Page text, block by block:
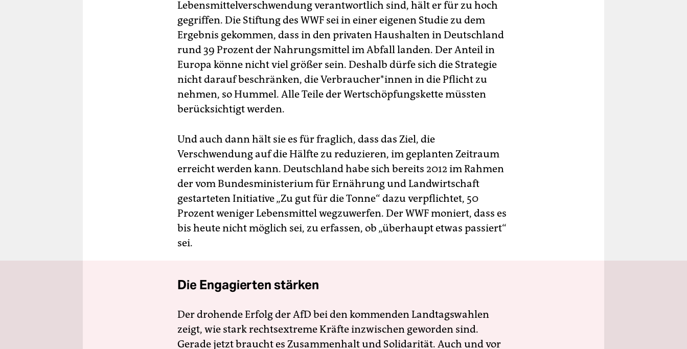
Lebensmittelverschwendung verantwortlich sind, hält er für zu hoch
gegriffen. Die Stiftung des WWF sei in einer eigenen Studie zu dem
Ergebnis gekommen, dass in den privaten Haushalten in Deutschland
rund 39 Prozent der Nahrungsmittel im Abfall landen. Der Anteil in
Europa könne nicht viel größer sein. Deshalb dürfe sich die Strategie
nicht darauf beschränken, die Verbraucher*innen in die Pflicht zu
nehmen, so Hummel. Alle Teile der Wertschöpfungskette müssten
berücksichtigt werden.
Und auch dann hält sie es für fraglich, dass das Ziel, die
Verschwendung auf die Hälfte zu reduzieren, im geplanten Zeitraum
erreicht werden kann. Deutschland habe sich bereits 2012 im Rahmen
der vom Bundesministerium für Ernährung und Landwirtschaft
gestarteten Initiative „Zu gut für die Tonne“ dazu verpflichtet, 50
Prozent weniger Lebensmittel wegzuwerfen. Der WWF moniert, dass es
bis heute nicht möglich sei, zu erfassen, ob „überhaupt etwas passiert“
sei.
Die Engagierten stärken
Der drohende Erfolg der AfD bei den kommenden Landtagswahlen
zeigt, wie stark rechtsextreme Kräfte inzwischen geworden sind.
Gerade jetzt braucht es Zusammenhalt und Solidarität. Auch und vor